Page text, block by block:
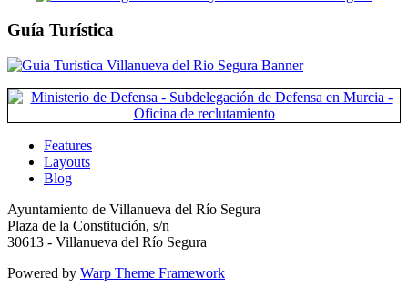
Guía Turística
Features
Layouts
Blog
Ayuntamiento de Villanueva del Río Segura
Plaza de la Constitución, s/n
30613 - Villanueva del Río Segura
Powered by Warp Theme Framework